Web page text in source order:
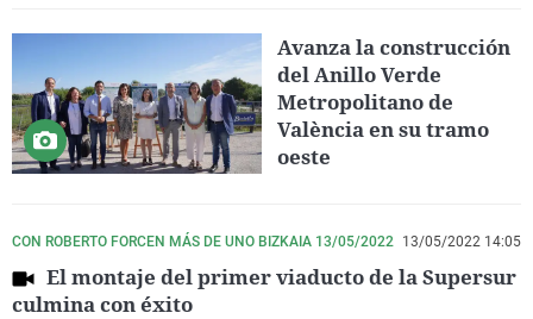
Avanza la construcción
del Anillo Verde
Metropolitano de
València en su tramo
oeste
CON ROBERTO FORCEN MÁS DE UNO BIZKAIA 13/05/2022 13/05/2022 14:05
El montaje del primer viaducto de la Supersur
culmina con éxito